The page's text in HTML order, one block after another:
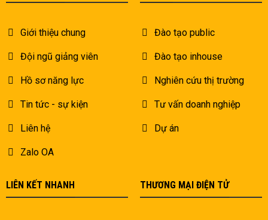
Giới thiệu chung
Đội ngũ giảng viên
Hồ sơ năng lực
Tin tức - sự kiện
Liên hệ
Zalo OA
Đào tạo public
Đào tạo inhouse
Nghiên cứu thị trường
Tư vấn doanh nghiệp
Dự án
LIÊN KẾT NHANH THƯƠNG MẠI ĐIỆN TỬ